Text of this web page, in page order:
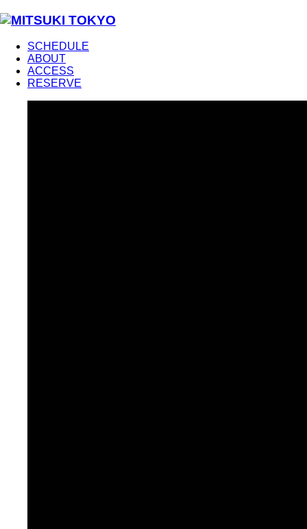
SCHEDULE
ABOUT
ACCESS
RESERVE